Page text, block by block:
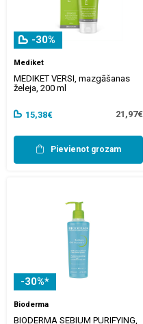
-30%
Mediket
MEDIKET VERSI, mazgāšanas
želeja, 200 ml
15,38€ 21,97€
Pievienot grozam
-30%*
Bioderma
BIODERMA SEBIUM PURIFYING,